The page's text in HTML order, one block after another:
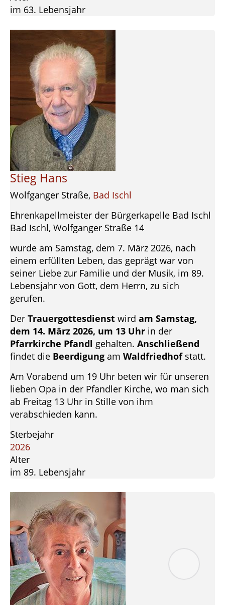
im 63. Lebensjahr
Stieg Hans
Wolfganger Straße, Bad Ischl
Ehrenkapellmeister der Bürgerkapelle Bad Ischl
Bad Ischl, Wolfganger Straße 14
wurde am Samstag, dem 7. März 2026, nach
einem erfüllten Leben, das geprägt war von
seiner Liebe zur Familie und der Musik, im 89.
Lebensjahr von Gott, dem Herrn, zu sich
gerufen.
Der Trauergottesdienst wird am Samstag,
dem 14. März 2026, um 13 Uhr in der
Pfarrkirche Pfandl gehalten. Anschließend
findet die Beerdigung am Waldfriedhofstatt.
Am Vorabend um 19 Uhr beten wir für unseren
lieben Opa in der Pfandler Kirche, wo man sich
ab Freitag 13 Uhr in Stille von ihm
verabschieden kann.
Sterbejahr
2026
Alter
im 89. Lebensjahr